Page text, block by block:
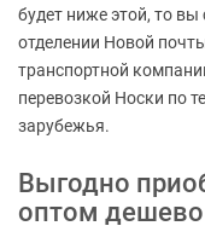
будет ниже этой, то
отделении Новой
транспортной
перевозкой Носки по
зарубежья.
Выгодно
оптом